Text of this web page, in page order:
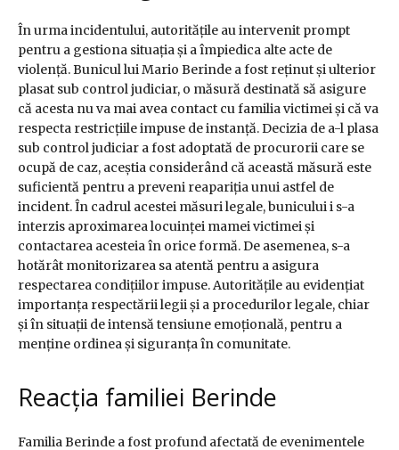
În urma incidentului, autoritățile au intervenit prompt
pentru a gestiona situația și a împiedica alte acte de
violență. Bunicul lui Mario Berinde a fost reținut și ulterior
plasat sub control judiciar, o măsură destinată să asigure
că acesta nu va mai avea contact cu familia victimei și că va
respecta restricțiile impuse de instanță. Decizia de a-l plasa
sub control judiciar a fost adoptată de procurorii care se
ocupă de caz, aceștia considerând că această măsură este
suficientă pentru a preveni reapariția unui astfel de
incident. În cadrul acestei măsuri legale, bunicului i s-a
interzis aproximarea locuinței mamei victimei și
contactarea acesteia în orice formă. De asemenea, s-a
hotărât monitorizarea sa atentă pentru a asigura
respectarea condițiilor impuse. Autoritățile au evidențiat
importanța respectării legii și a procedurilor legale, chiar
și în situații de intensă tensiune emoțională, pentru a
menține ordinea și siguranța în comunitate.
Reacția familiei Berinde
Familia Berinde a fost profund afectată de evenimentele